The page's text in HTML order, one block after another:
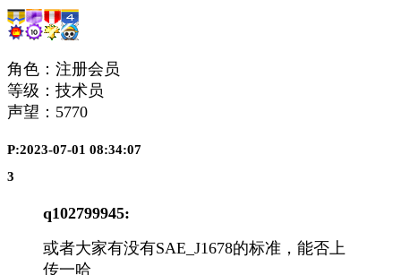
角色：注册会员
等级：技术员
声望： 5770
P:2023-07-01 08:34:07
3
q102799945:
或者大家有没有SAE_J1678的标准，能否上
传一哈